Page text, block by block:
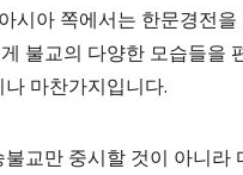
시아 쪽에서는 한문경전
불교의 다양한 모습들을
마찬가지입니다.
교만 중시할 것이 아니